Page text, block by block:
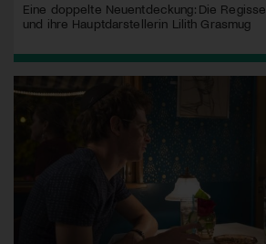
Eine doppelte Neuentdeckung: Die
und ihre Hauptdarstellerin Lilith Grasmug